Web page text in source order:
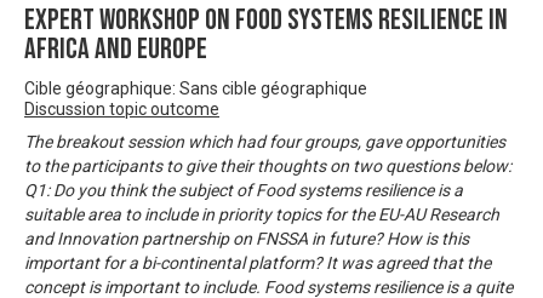
Expert Workshop on Food Systems Resilience in
Africa and Europe
Cible géographique: Sans cible géographique
Discussion topic outcome
The breakout session which had four groups, gave opportunities
to the participants to give their thoughts on two questions below:
Q1: Do you think the subject of Food systems resilience is a
suitable area to include in priority topics for the EU-AU Research
and Innovation partnership on FNSSA in future? How is this
important for a bi-continental platform? It was agreed that the
concept is important to include. Food systems resilience is a quite